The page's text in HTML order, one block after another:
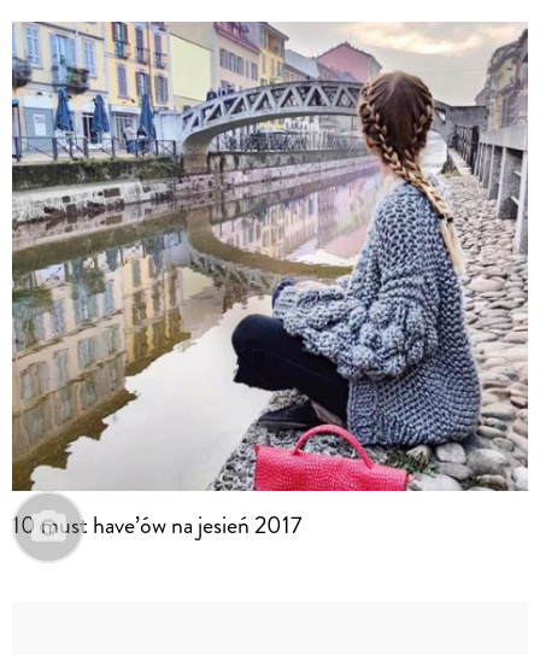
10 must have’ów na jesień 2017